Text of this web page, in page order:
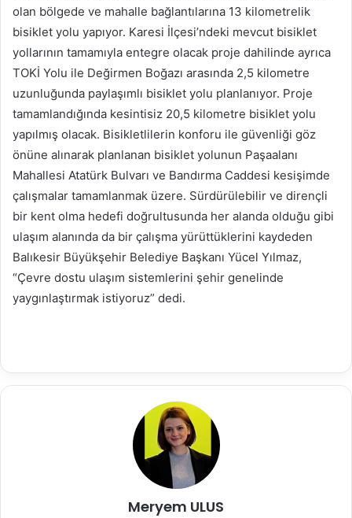
olan bölgede ve mahalle bağlantılarına 13 kilometrelik
bisiklet yolu yapıyor. Karesi İlçesi’ndeki mevcut bisiklet
yollarının tamamıyla entegre olacak proje dahilinde ayrıca
TOKİ Yolu ile Değirmen Boğazı arasında 2,5 kilometre
uzunluğunda paylaşımlı bisiklet yolu planlanıyor. Proje
tamamlandığında kesintisiz 20,5 kilometre bisiklet yolu
yapılmış olacak. Bisikletlilerin konforu ile güvenliği göz
önüne alınarak planlanan bisiklet yolunun Paşaalanı
Mahallesi Atatürk Bulvarı ve Bandırma Caddesi kesişimde
çalışmalar tamamlanmak üzere. Sürdürülebilir ve dirençli
bir kent olma hedefi doğrultusunda her alanda olduğu gibi
ulaşım alanında da bir çalışma yürüttüklerini kaydeden
Balıkesir Büyükşehir Belediye Başkanı Yücel Yılmaz,
“Çevre dostu ulaşım sistemlerini şehir genelinde
yaygınlaştırmak istiyoruz” dedi.
Meryem ULUS